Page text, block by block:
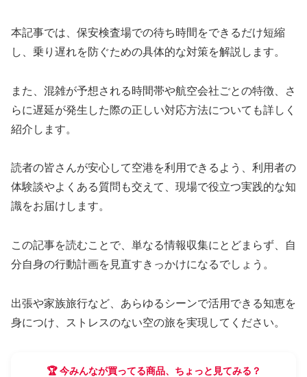
本記事では、保安検査場での待ち時間をできるだけ短縮
し、乗り遅れを防ぐための具体的な対策を解説します。
また、混雑が予想される時間帯や航空会社ごとの特徴、さ
らに遅延が発生した際の正しい対応方法についても詳しく
紹介します。
読者の皆さんが安心して空港を利用できるよう、利用者の
体験談やよくある質問も交えて、現場で役立つ実践的な知
識をお届けします。
この記事を読むことで、単なる情報収集にとどまらず、自
分自身の行動計画を見直すきっかけになるでしょう。
出張や家族旅行など、あらゆるシーンで活用できる知恵を
身につけ、ストレスのない空の旅を実現してください。
🏆 今みんなが買ってる商品、ちょっと見てみる？